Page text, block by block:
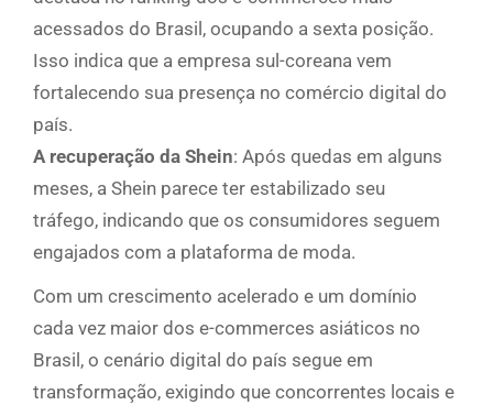
acessados do Brasil, ocupando a sexta posição.
Isso indica que a empresa sul-coreana vem
fortalecendo sua presença no comércio digital do
país.
A recuperação da Shein: Após quedas em alguns
meses, a Shein parece ter estabilizado seu
tráfego, indicando que os consumidores seguem
engajados com a plataforma de moda.
Com um crescimento acelerado e um domínio
cada vez maior dos e-commerces asiáticos no
Brasil, o cenário digital do país segue em
transformação, exigindo que concorrentes locais e